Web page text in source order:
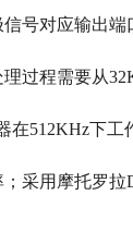
号对应输出端
过程需要从
512KHz下工
采用摩托罗拉